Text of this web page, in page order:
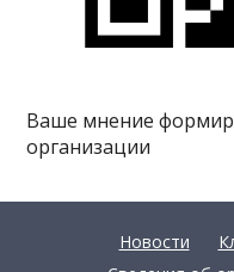
Ваше мнение
организации
Новости